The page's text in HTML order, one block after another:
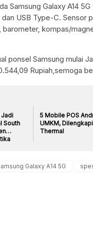
Samsung Galaxy A14
USB Type-C. Sensor
barometer, kompas/
ponsel Samsung mulai
Rupiah,semoga
Jadi
South
5 Mobile POS
UMKM,
Thermal
Galaxy A14 5G